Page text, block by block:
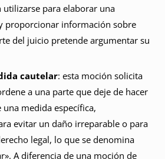
utilizarse para elaborar una
proporcionar información sobre
del juicio pretende argumentar su
cautelar: esta moción solicita
a una parte que deje de hacer
medida específica,
evitar un daño irreparable o para
legal, lo que se denomina
A diferencia de una moción de